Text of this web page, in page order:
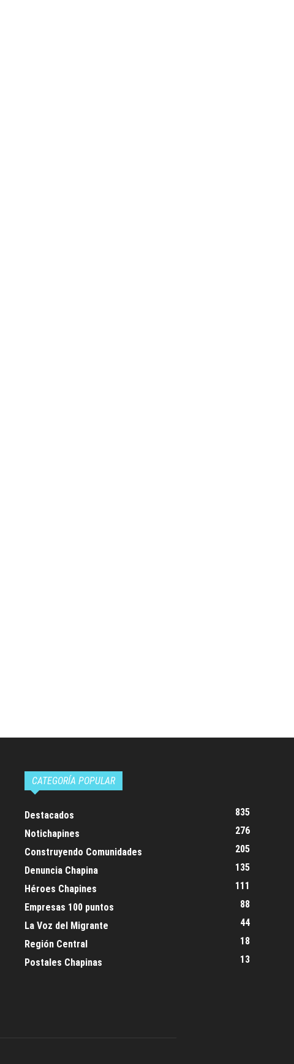
CATEGORÍA POPULAR
Destacados
835
Notichapines
276
Construyendo Comunidades
205
Denuncia Chapina
135
Héroes Chapines
111
Empresas 100 puntos
88
La Voz del Migrante
44
Región Central
18
Postales Chapinas
13